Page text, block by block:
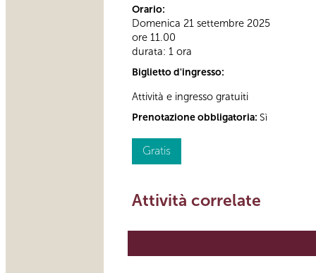
Orario:
Domenica 21 settembre 2025
ore 11.00
durata: 1 ora
Biglietto d'ingresso:
Attività e ingresso gratuiti
Prenotazione obbligatoria: Sì
Gratis
Attività correlate